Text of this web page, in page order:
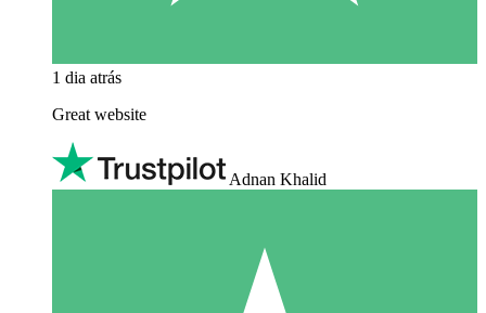
1 dia atrás
Great website
Adnan Khalid